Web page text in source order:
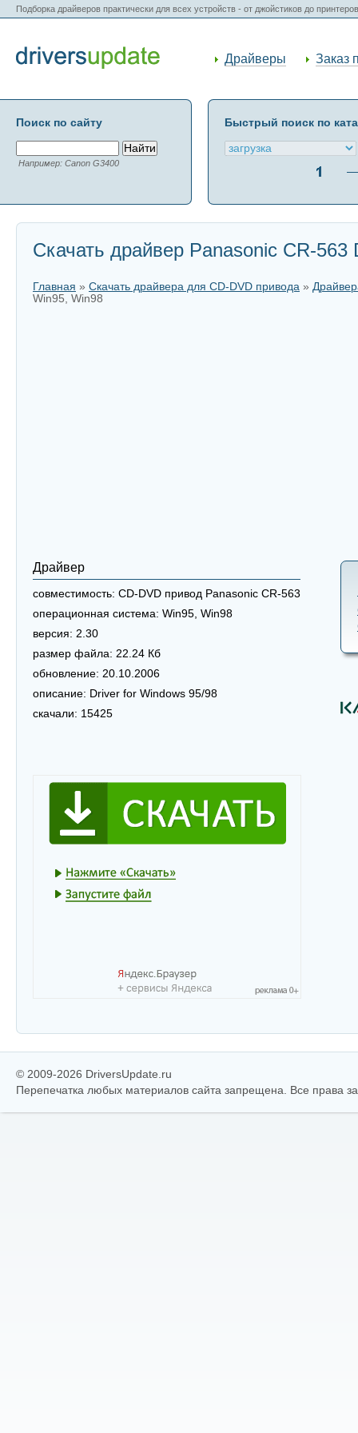
Подборка драйверов практически для всех устройств - от джойстиков до
Драйверы Заказ
Поиск по сайту
Например: Canon G3400
Быстрый поиск по
Скачать драйвер Panasonic CR-563
Главная » Скачать драйвера для CD-DVD привода »
Win95, Win98
Драйвер
совместимость: CD-DVD привод Panasonic CR-563
операционная система: Win95, Win98
версия: 2.30
размер файла: 22.24 Кб
обновление: 20.10.2006
описание: Driver for Windows 95/98
скачали: 15425
© 2009-2026 DriversUpdate.ru
Перепечатка любых материалов сайта запрещена. Все права